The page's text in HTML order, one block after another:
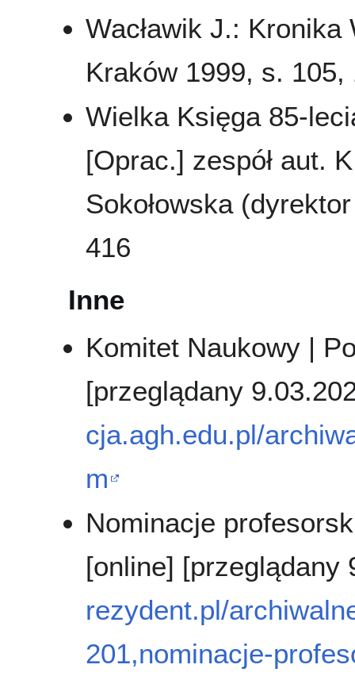
Wacławik J.: Kronika
Kraków 1999, s.
Wielka Księga 85-
[Oprac.] zespół aut.
Sokołowska
416
Inne
Komitet Naukowy |
[przeglądany
cja.agh.edu.pl/
m
Nominacje
[online]
rezydent.pl/
201,nominacje-